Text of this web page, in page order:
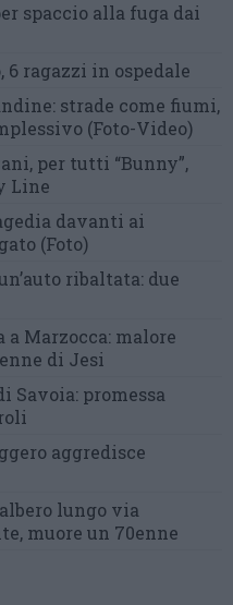
spaccio alla fuga dai
6 ragazzi in ospedale
strade come fiumi,
(Foto-Video)
per tutti “Bunny”,
Line
davanti ai
(Foto)
ribaltata: due
a Marzocca: malore
di Jesi
Savoia: promessa
aggredisce
lungo via
muore un 70enne